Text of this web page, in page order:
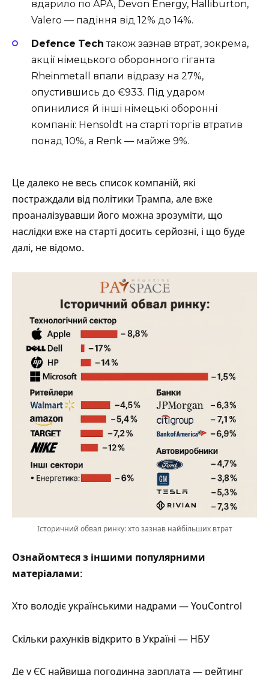
вдарило по APA, Devon Energy, Halliburton,
Valero — падіння від 12% до 14%.
Defence Tech також зазнав втрат, зокрема,
акції німецького оборонного гіганта
Rheinmetall впали відразу на 27%,
опустившись до €933. Під ударом
опинилися й інші німецькі оборонні
компанії: Hensoldt на старті торгів втратив
понад 10%, а Renk — майже 9%.
Це далеко не весь список компаній, які
постраждали від політики Трампа, але вже
проаналізувавши його можна зрозуміти, що
наслідки вже на старті досить серйозні, і що буде
далі, не відомо.
Історичний обвал ринку: хто зазнав найбільших втрат
Ознайомтеся з іншими популярними
матеріалами:
Хто володіє українськими надрами — YouControl
Скільки рахунків відкрито в Україні — НБУ
Де у ЄС найвища погодинна зарплата — рейтинг